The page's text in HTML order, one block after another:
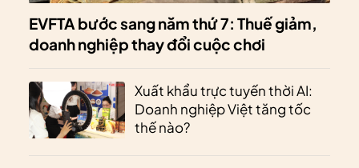
EVFTA bước sang năm thứ 7: Thuế giảm,
doanh nghiệp thay đổi cuộc chơi
Xuất khẩu trực tuyến thời AI:
Doanh nghiệp Việt tăng tốc
thế nào?